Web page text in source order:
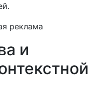
и